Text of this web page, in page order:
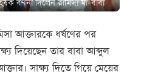
বর্ণনা দিলেন রামিসা মা-বাবা
আক্তারকে ধর্ষণের পর
দিয়েছেন তার বাবা আব্দুল
সাক্ষ্য দিতে গিয়ে মেয়ের